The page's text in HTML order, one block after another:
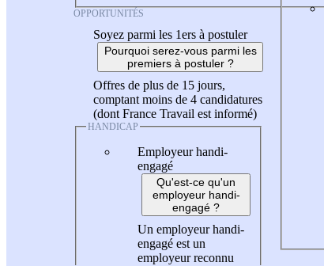
OPPORTUNITÉS
Soyez parmi les 1ers à postuler
Pourquoi serez-vous parmi les
premiers à postuler ?
Offres de plus de 15 jours,
comptant moins de 4 candidatures
(dont France Travail est informé)
HANDICAP
Employeur handi-
engagé
Qu'est-ce qu'un
employeur handi-
engagé ?
Un employeur handi-
engagé est un
employeur reconnu